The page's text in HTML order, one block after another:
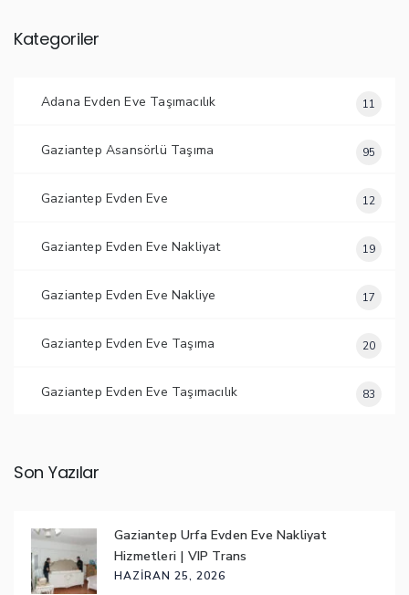
Kategoriler
Adana Evden Eve Taşımacılık 11
Gaziantep Asansörlü Taşıma 95
Gaziantep Evden Eve 12
Gaziantep Evden Eve Nakliyat 19
Gaziantep Evden Eve Nakliye 17
Gaziantep Evden Eve Taşıma 20
Gaziantep Evden Eve Taşımacılık 83
Son Yazılar
Gaziantep Urfa Evden Eve Nakliyat
Hizmetleri | VIP Trans
HAZIRAN 25, 2026